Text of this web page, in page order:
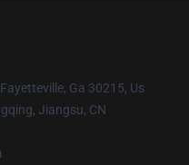
Ga 30215, Us
Jiangsu, CN